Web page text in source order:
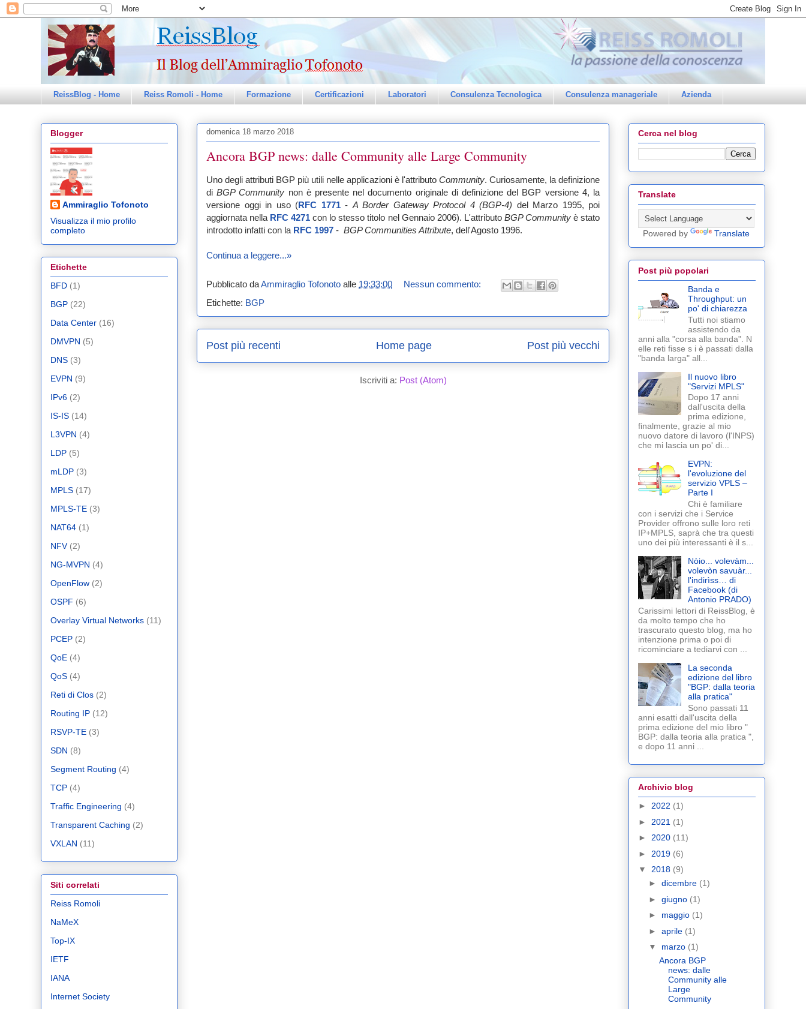
ReissBlog - Home Reiss Romoli - Home Formazione Certificazioni Laboratori Consulenza Tecnologica Consulenza manageriale Azienda
domenica 18 marzo 2018
Ancora BGP news: dalle Community alle Large Community
Uno degli attributi BGP più utili nelle applicazioni è l'attributo Community. Curiosamente, la definizione
diBGP Community non è presente nel documento originale di definizione del BGP versione 4, la
versione oggi in uso (RFC 1771- A Border Gateway Protocol 4 (BGP-4) del Marzo 1995, poi
aggiornata nella RFC 4271 con lo stesso titolo nel Gennaio 2006). L'attributo BGP Communityè stato
introdotto infatti con la RFC 1997 - BGP Communities Attribute, dell'Agosto 1996.
Continua a leggere...»
Pubblicato daAmmiraglio Tofonoto alle 19:33:00
Nessun commento:
Etichette: BGP
Post più recenti Post più vecchi
Home page
Iscriviti a: Post (Atom)
Blogger
Ammiraglio Tofonoto
Visualizza il mio profilo
completo
Etichette
BFD (1)
BGP (22)
Data Center (16)
DMVPN (5)
DNS (3)
EVPN (9)
IPv6 (2)
IS-IS (14)
L3VPN (4)
LDP (5)
mLDP (3)
MPLS (17)
MPLS-TE (3)
NAT64 (1)
NFV (2)
NG-MVPN (4)
OpenFlow (2)
OSPF (6)
Overlay Virtual Networks (11)
PCEP (2)
QoE (4)
QoS (4)
Reti di Clos (2)
Routing IP (12)
RSVP-TE (3)
SDN (8)
Segment Routing (4)
TCP (4)
Traffic Engineering (4)
Transparent Caching (2)
VXLAN (11)
Siti correlati
Reiss Romoli
NaMeX
Top-IX
IETF
IANA
Internet Society
Cerca nel blog
Translate
Powered by Translate
Post più popolari
Banda e
Throughput: un
po' di chiarezza
Tutti noi stiamo
assistendo da
anni alla "corsa alla banda". N
elle reti fisse s i è passati dalla
"banda larga" all...
Il nuovo libro
"Servizi MPLS"
Dopo 17 anni
dall'uscita della
prima edizione,
finalmente, grazie al mio
nuovo datore di lavoro (l'INPS)
che mi lascia un po' di...
EVPN:
l'evoluzione del
servizio VPLS –
Parte I
Chi è familiare
con i servizi che i Service
Provider offrono sulle loro reti
IP+MPLS, saprà che tra questi
uno dei più interessanti è il s...
Nòio... volevàm...
volevòn savuàr...
l'indirìss… di
Facebook (di
Antonio PRADO)
Carissimi lettori di ReissBlog, è
da molto tempo che ho
trascurato questo blog, ma ho
intenzione prima o poi di
ricominciare a tediarvi con ...
La seconda
edizione del libro
"BGP: dalla teoria
alla pratica"
Sono passati 11
anni esatti dall'uscita della
prima edizione del mio libro "
BGP: dalla teoria alla pratica ",
e dopo 11 anni ...
Archivio blog
► 2022 (1)
► 2021 (1)
► 2020 (11)
► 2019 (6)
▼ 2018 (9)
► dicembre (1)
► giugno (1)
► maggio (1)
► aprile (1)
▼ marzo (1)
Ancora BGP
news: dalle
Community alle
Large
Community